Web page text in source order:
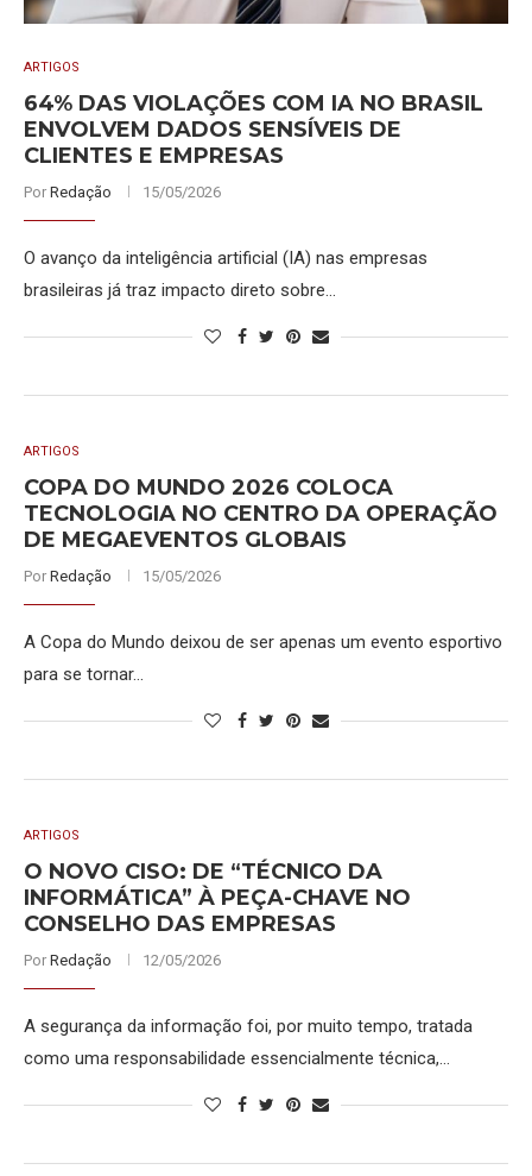
ARTIGOS
64% DAS VIOLAÇÕES COM IA NO BRASIL
ENVOLVEM DADOS SENSÍVEIS DE
CLIENTES E EMPRESAS
Por Redação 15/05/2026
O avanço da inteligência artificial (IA) nas empresas
brasileiras já traz impacto direto sobre…
ARTIGOS
COPA DO MUNDO 2026 COLOCA
TECNOLOGIA NO CENTRO DA OPERAÇÃO
DE MEGAEVENTOS GLOBAIS
Por Redação 15/05/2026
A Copa do Mundo deixou de ser apenas um evento esportivo
para se tornar…
ARTIGOS
O NOVO CISO: DE “TÉCNICO DA
INFORMÁTICA” À PEÇA-CHAVE NO
CONSELHO DAS EMPRESAS
Por Redação 12/05/2026
A segurança da informação foi, por muito tempo, tratada
como uma responsabilidade essencialmente técnica,…